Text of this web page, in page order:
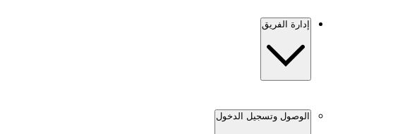
إدارة الفريق
الوصول وتسجيل الدخول